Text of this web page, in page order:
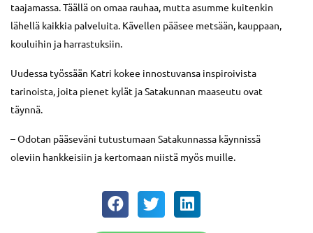
taajamassa. Täällä on omaa rauhaa, mutta asumme kuitenkin
lähellä kaikkia palveluita. Kävellen pääsee metsään, kauppaan,
kouluihin ja harrastuksiin.
Uudessa työssään Katri kokee innostuvansa inspiroivista
tarinoista, joita pienet kylät ja Satakunnan maaseutu ovat
täynnä.
– Odotan pääseväni tutustumaan Satakunnassa käynnissä
oleviin hankkeisiin ja kertomaan niistä myös muille.